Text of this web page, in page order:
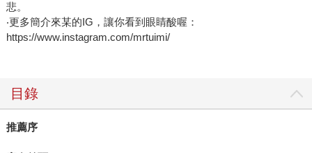
悲。
‧更多簡介來某的IG，讓你看到眼睛酸喔：
https://www.instagram.com/mrtuimi/
目錄
推薦序